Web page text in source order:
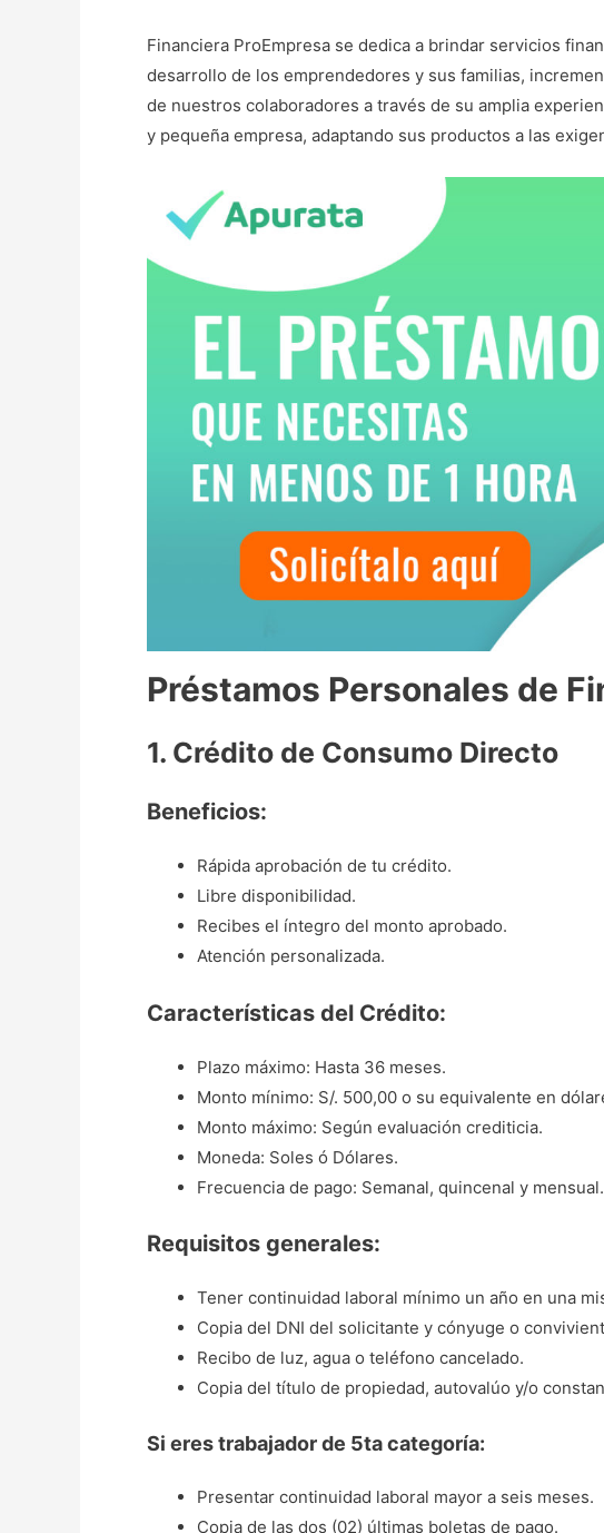
Financiera ProEmpresa se dedica a brindar servicios
desarrollo de los emprendedores y sus familias,
de nuestros colaboradores a través de su amplia
y pequeña empresa, adaptando sus productos a las
Préstamos Personales de
1. Crédito de Consumo Directo
Beneficios:
Rápida aprobación de tu crédito.
Libre disponibilidad.
Recibes el íntegro del monto aprobado.
Atención personalizada.
Características del Crédito:
Plazo máximo: Hasta 36 meses.
Monto mínimo: S/. 500,00 o su equivalente en
Monto máximo: Según evaluación crediticia.
Moneda: Soles ó Dólares.
Frecuencia de pago: Semanal, quincenal y mensual.
Requisitos generales:
Tener continuidad laboral mínimo un año en una
Copia del DNI del solicitante y cónyuge o
Recibo de luz, agua o teléfono cancelado.
Copia del título de propiedad, autovalúo y/o
Si eres trabajador de 5ta categoría:
Presentar continuidad laboral mayor a seis meses.
Copia de las dos (02) últimas boletas de pago.